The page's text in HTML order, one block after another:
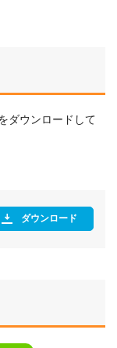
ダウンロードして
ダウンロード